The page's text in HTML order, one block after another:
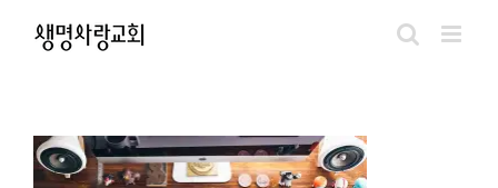
content